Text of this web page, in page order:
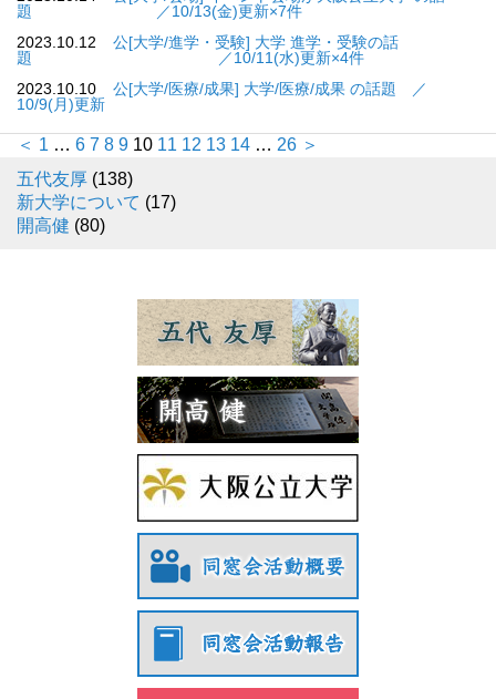
題 ／10/13(金)更新×7件
2023.10.12
公[大学/進学・受験] 大学 進学・受験の話
題 ／10/11(水)更新×4件
2023.10.10
公[大学/医療/成果] 大学/医療/成果 の話題 ／
10/9(月)更新
＜ 1 … 6 7 8 9 10 11 12 13 14 … 26 ＞
五代友厚 (138)
新大学について (17)
開高健 (80)